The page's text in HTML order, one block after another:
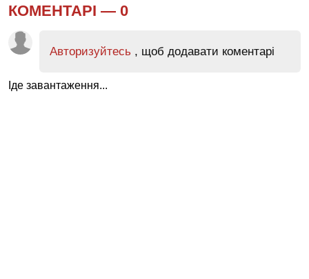
КОМЕНТАРІ — 0
Авторизуйтесь , щоб додавати коментарі
Іде завантаження...